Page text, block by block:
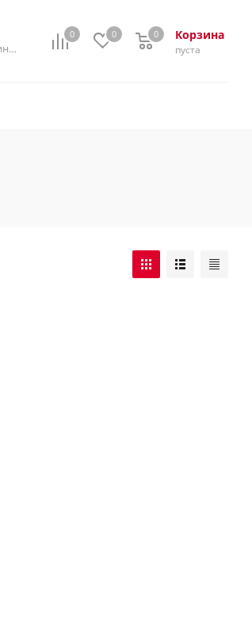
0 0 Корзина
0
пуста
0
Мой кабинет